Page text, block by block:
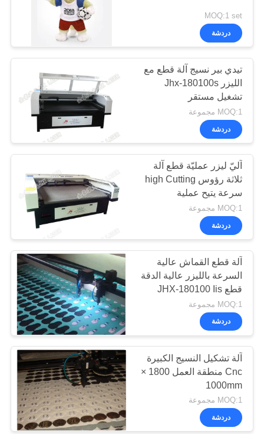
خريطة
الموقع
سياسة
الخصوصية
سرير قطع الليزر
26
آلة قطع ملابس
رياضية
14
Banner.Flag.Light
صندوق Tradeshow
قاطع ليزر
13
10
MOQ:1 set
دردشة
تيدي بير نسيج آلة قطع مع
الليزر Jhx-180100s
تشغيل مستقر
MOQ:1 مجموعة
دردشة
آليّ ليزر عمليّة قطع آلة
ثلاثة رؤوس high Cutting
سرعة يتيح عملية
MOQ:1 مجموعة
دردشة
آلة قطع القماش عالية
السرعة بالليزر عالية الدقة
قطع JHX-180100 Iis
MOQ:1 مجموعة
دردشة
آلة تشكيل النسيج الكبيرة
Cnc منطقة العمل 1800 ×
1000mm
MOQ:1 مجموعة
دردشة